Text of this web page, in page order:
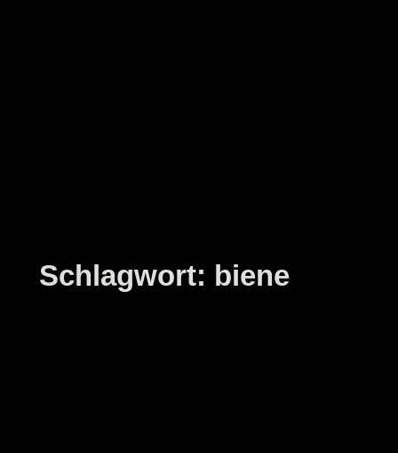
Schlagwort: biene